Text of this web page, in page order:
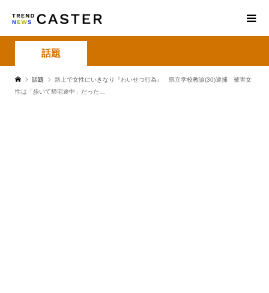
話題
話題
路上で女性にいきなり『わいせつ行為』 県立学校教諭(30)逮捕 被害女
性は「歩いて帰宅途中」だった…